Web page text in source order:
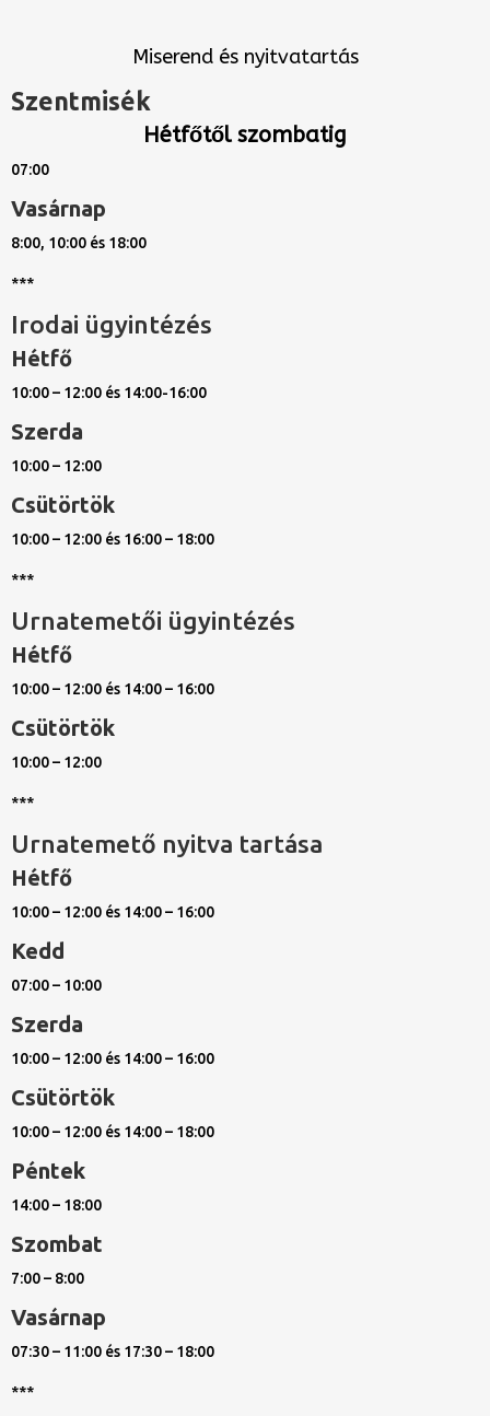
Miserend és nyitvatartás
Szentmisék
Hétfőtől szombatig
07:00
Vasárnap
8:00, 10:00 és 18:00
***
Irodai ügyintézés
Hétfő
10:00 – 12:00 és 14:00-16:00
Szerda
10:00 – 12:00
Csütörtök
10:00 – 12:00 és 16:00 – 18:00
***
Urnatemetői ügyintézés
Hétfő
10:00 – 12:00 és 14:00 – 16:00
Csütörtök
10:00 – 12:00
***
Urnatemető nyitva tartása
Hétfő
10:00 – 12:00 és 14:00 – 16:00
Kedd
07:00 – 10:00
Szerda
10:00 – 12:00 és 14:00 – 16:00
Csütörtök
10:00 – 12:00 és 14:00 – 18:00
Péntek
14:00 – 18:00
Szombat
7:00 – 8:00
Vasárnap
07:30 – 11:00 és 17:30 – 18:00
***